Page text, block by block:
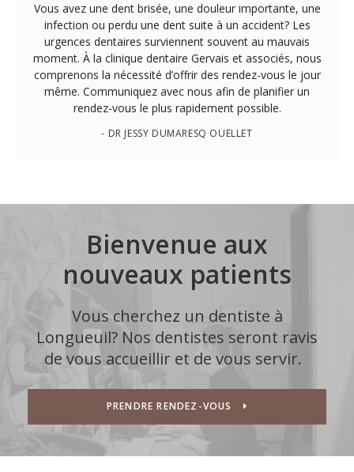
Vous avez une dent brisée, une douleur importante, une
infection ou perdu une dent suite à un accident? Les
urgences dentaires surviennent souvent au mauvais
moment. À la clinique dentaire Gervais et associés, nous
comprenons la nécessité d’offrir des rendez-vous le jour
même. Communiquez avec nous afin de planifier un
rendez-vous le plus rapidement possible.
- DR JESSY DUMARESQ OUELLET
Bienvenue aux
nouveaux patients
Vous cherchez un dentiste à
Longueuil? Nos dentistes seront ravis
de vous accueillir et de vous servir.
PRENDRE RENDEZ-VOUS